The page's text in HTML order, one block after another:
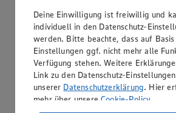
Deine Einwilligung ist freiwillig und
individuell in den Datenschutz-
werden. Bitte beachte, dass auf
Einstellungen ggf. nicht mehr alle
Verfügung stehen. Weitere
Link zu den Datenschutz-
unserer Datenschutzerklärung. Hier
mehr über unsereCookie-Policy.